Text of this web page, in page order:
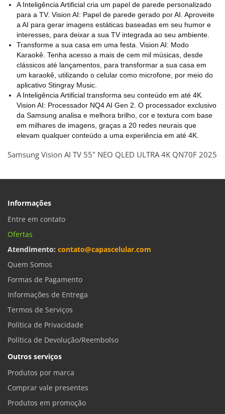
A Inteligência Artificial cria um papel de parede personalizado
para a TV. Vision AI: Papel de parede gerado por AI. Aproveite
a AI para gerar imagens estáticas baseadas em seu humor e
interesses, para deixar a sua TV integrada ao seu ambiente.
Transforme a sua casa em uma festa. Vision AI: Modo
Karaokê. Tenha acesso a mais de cem mil músicas, desde
clássicos até lançamentos, para transformar a sua casa em
um karaokê, utilizando o celular como microfone, por meio do
aplicativo Stingray Music.
A Inteligência Artificial transforma seu conteúdo em até 4K.
Vision AI: Processador NQ4 AI Gen 2. O processador exclusivo
da Samsung analisa e melhora brilho, cor e textura com base
em milhares de imagens, graças a 20 redes neurais que
elevam qualquer conteúdo a uma experiência em até 4K.
Samsung Vision AI TV 55" NEO QLED ULTRA 4K QN70F 2025
Informações
Entre em contato
Ofertas
Atendimento: contato@capascelular.com
Quem Somos
Formas de Pagamento
Informações de Entrega
Termos de Serviços
Política de Privacidade
Política de Devolução/Reembolso
Outros serviços
Produtos por marca
Comprar vale presentes
Produtos em promoção